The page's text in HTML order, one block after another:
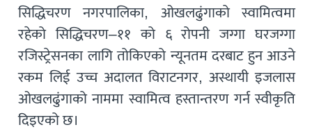
सिद्धिचरण नगरपालिका, ओखलढुंगाको स्वामित्वमा
रहेको सिद्धिचरण–११ को ६ रोपनी जग्गा घरजग्गा
रजिस्ट्रेसनका लागि तोकिएको न्यूनतम दरबाट हुन आउने
रकम लिई उच्च अदालत विराटनगर, अस्थायी इजलास
ओखलढुंगाको नाममा स्वामित्व हस्तान्तरण गर्न स्वीकृति
दिइएको छ।